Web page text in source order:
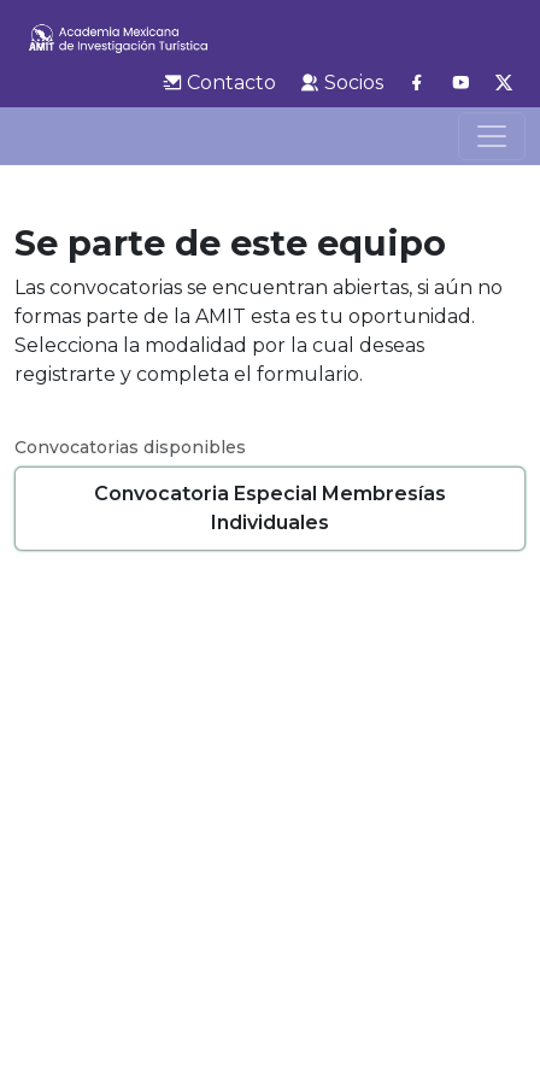
Contacto Socios
Se parte de este equipo
Las convocatorias se encuentran abiertas, si aún no
formas parte de la AMIT esta es tu oportunidad.
Selecciona la modalidad por la cual deseas
registrarte y completa el formulario.
Convocatorias disponibles
Convocatoria Especial Membresías
Individuales